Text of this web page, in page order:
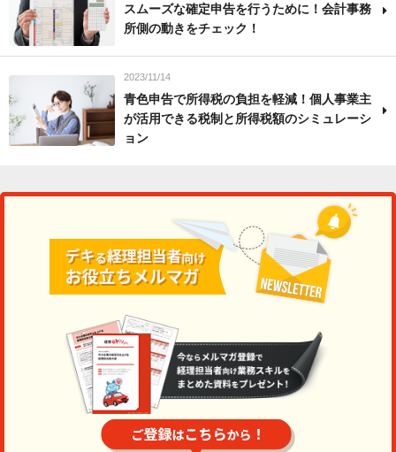
スムーズな確定申告を行うために！会計事務
所側の動きをチェック！
2023/11/14
青色申告で所得税の負担を軽減！個人事業主
が活用できる税制と所得税額のシミュレーシ
ョン